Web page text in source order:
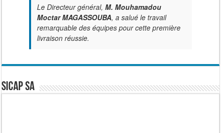
Le Directeur général, M. Mouhamadou
Moctar MAGASSOUBA, a salué le travail
remarquable des équipes pour cette première
livraison réussie.
SICAP SA